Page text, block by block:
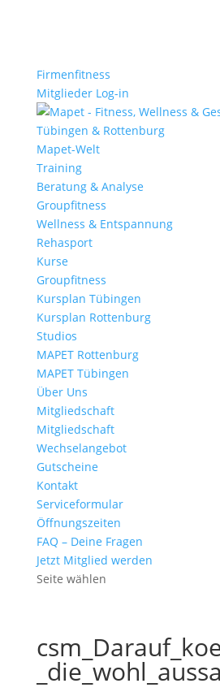
Firmenfitness
Mitglieder Log-in
Mapet-Welt
Training
Beratung & Analyse
Groupfitness
Wellness & Entspannung
Rehasport
Kurse
Groupfitness
Kursplan Tübingen
Kursplan Rottenburg
Studios
MAPET Rottenburg
MAPET Tübingen
Über Uns
Mitgliedschaft
Mitgliedschaft
Wechselangebot
Gutscheine
Kontakt
Serviceformular
Öffnungszeiten
FAQ – Deine Fragen
Jetzt Mitglied werden
Seite wählen